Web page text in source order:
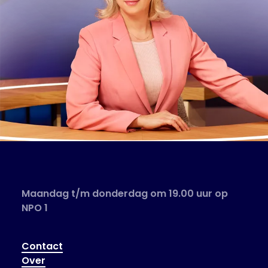
Maandag t/m donderdag om 19.00 uur op
NPO 1
Contact
Over